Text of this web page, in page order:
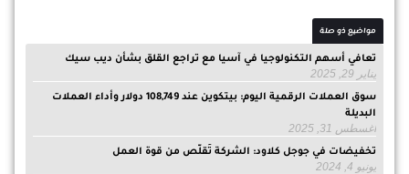
مواضيع ذو صلة
تعافي أسهم التكنولوجيا في آسيا مع تراجع القلق بشأن ديب سيك
يناير 29, 2025
سوق العملات الرقمية اليوم: بيتكوين عند 108,749 دولار وأداء العملات
البديلة
أغسطس 31, 2025
تخفيضات في جوجل كلاود: الشركة تُقلّص من قوة العمل
يونيو 4, 2024